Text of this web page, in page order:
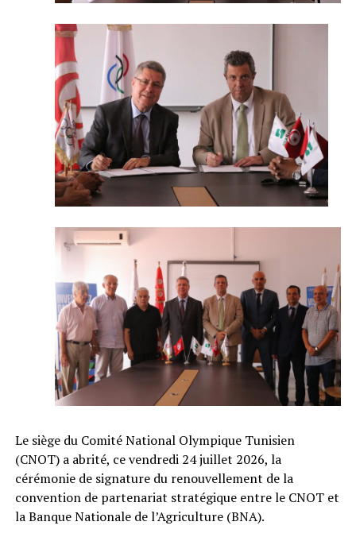
Le siège du Comité National Olympique Tunisien
(CNOT) a abrité, ce vendredi 24 juillet 2026, la
cérémonie de signature du renouvellement de la
convention de partenariat stratégique entre le CNOT et
la Banque Nationale de l’Agriculture (BNA).